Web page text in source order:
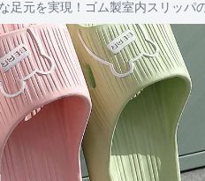
足元を実現！ゴム製室内スリッパ